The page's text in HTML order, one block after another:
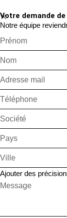
Votre demande de
Notre équipe
Ajouter des